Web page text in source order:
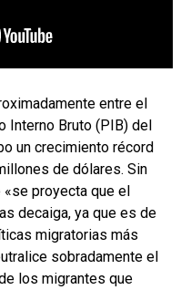
entre el
Interno Bruto (PIB) del
un crecimiento récord
de dólares. Sin
proyecta que el
decaiga, ya que es de
migratorias más
sobradamente el
los migrantes que